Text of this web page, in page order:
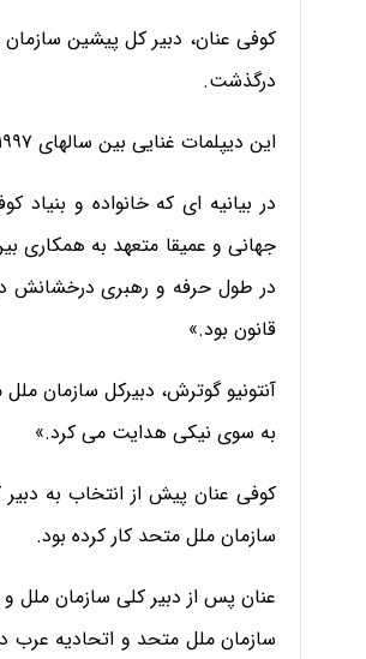
درگذشت.
این دیپلمات غنایی بین سالهای ۱۹۹۷ تا ۲۰۰۶ بعنوان هفتمین دبیر کل سازمان ملل متحد خدمت کرد.
در بیانیه ای که خانواده و
جهانی و عمیقا متعهد به همکاری
در طول حرفه و رهبری درخشانش
قانون بود.»
آنتونیو گوترش، دبیرکل سازمان
به سوی نیکی هدایت می کرد.»
کوفی عنان پیش از انتخاب به دبیر
سازمان ملل متحد کار کرده بود.
سازمان ملل متحد و اتحادیه